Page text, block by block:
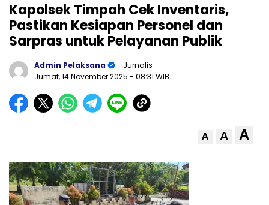
Kapolsek Timpah Cek Inventaris,
Pastikan Kesiapan Personel dan
Sarpras untuk Pelayanan Publik
Admin Pelaksana
- Jurnalis
Jumat, 14 November 2025 - 08:31 WIB
A A A